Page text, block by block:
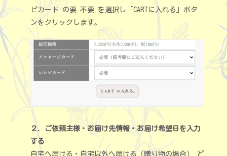
ピカード の要 不要 を選択し「CARTに入れる」ボタ
ンをクリックします。
２．ご依頼主様・お届け先情報・お届け希望日を入力
する
自宅へ届ける・自宅以外へ届ける（贈り物の場合） ど